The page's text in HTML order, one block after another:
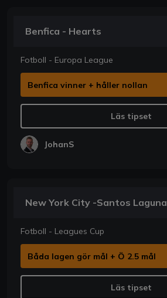
Benfica - Hearts
Fotboll - Europa League
Benfica vinner + håller nollan
Läs tipset
JohanS
New York City -Santos Laguna
Fotboll - Leagues Cup
Båda lagen gör mål + Ö 2.5 mål
Läs tipset